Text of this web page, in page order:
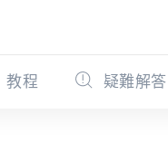
教程 疑難解答